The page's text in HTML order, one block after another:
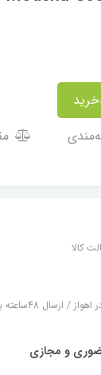
کالا
48ساعته به سراسر ایران
و مجازی